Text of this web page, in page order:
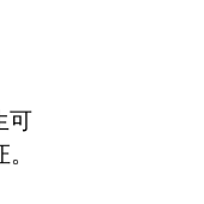
可